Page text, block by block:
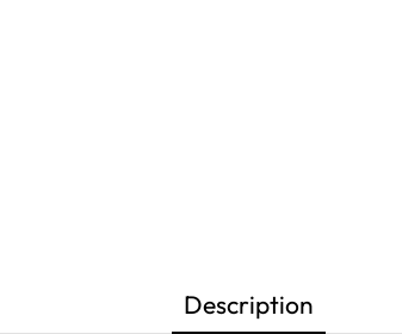
Description